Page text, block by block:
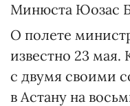
Минюста Юозас
О полете
известно 23 мая.
с двумя своими
в Астану на